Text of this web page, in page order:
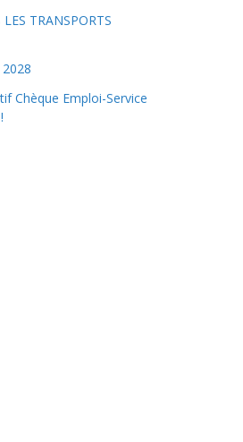
TRANSPORTS
2028
Chèque Emploi-Service